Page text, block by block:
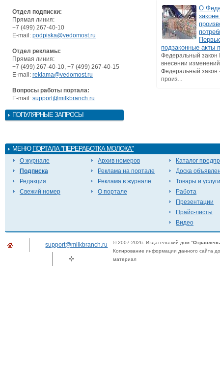
Отдел подписки:
Прямая линия:
+7 (499) 267-40-10
E-mail: podpiska@vedomost.ru
Отдел рекламы:
Прямая линия:
+7 (499) 267-40-10, +7 (499) 267-40-15
E-mail: reklama@vedomost.ru
Вопросы работы портала:
E-mail: support@milkbranch.ru
ПОПУЛЯРНЫЕ ЗАПРОСЫ
О
подзаконные акты
Федеральный
внесении
Федеральный
произ...
МЕНЮ ПОРТАЛА "ПЕРЕРАБОТКА МОЛОКА"
О журнале
Подписка
Редакция
Свежий номер
Архив номеров
Реклама на портале
Реклама в журнале
О портале
Каталог
Доска
Товары и услуги
Работа
Презентации
Прайс-листы
Видео
support@milkbranch.ru © 2007-2026. Издательский дом "
Копирование информации данного сайта
материал